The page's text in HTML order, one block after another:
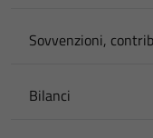
Sovvenzioni,
Bilanci